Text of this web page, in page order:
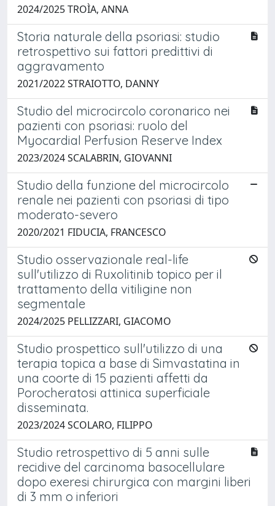
2024/2025 TROÌA, ANNA
Storia naturale della psoriasi: studio
retrospettivo sui fattori predittivi di
aggravamento
2021/2022 STRAIOTTO, DANNY
Studio del microcircolo coronarico nei
pazienti con psoriasi: ruolo del
Myocardial Perfusion Reserve Index
2023/2024 SCALABRIN, GIOVANNI
Studio della funzione del microcircolo
renale nei pazienti con psoriasi di tipo
moderato-severo
2020/2021 FIDUCIA, FRANCESCO
Studio osservazionale real-life
sull'utilizzo di Ruxolitinib topico per il
trattamento della vitiligine non
segmentale
2024/2025 PELLIZZARI, GIACOMO
Studio prospettico sull'utilizzo di una
terapia topica a base di Simvastatina in
una coorte di 15 pazienti affetti da
Porocheratosi attinica superficiale
disseminata.
2023/2024 SCOLARO, FILIPPO
Studio retrospettivo di 5 anni sulle
recidive del carcinoma basocellulare
dopo exeresi chirurgica con margini liberi
di 3 mm o inferiori